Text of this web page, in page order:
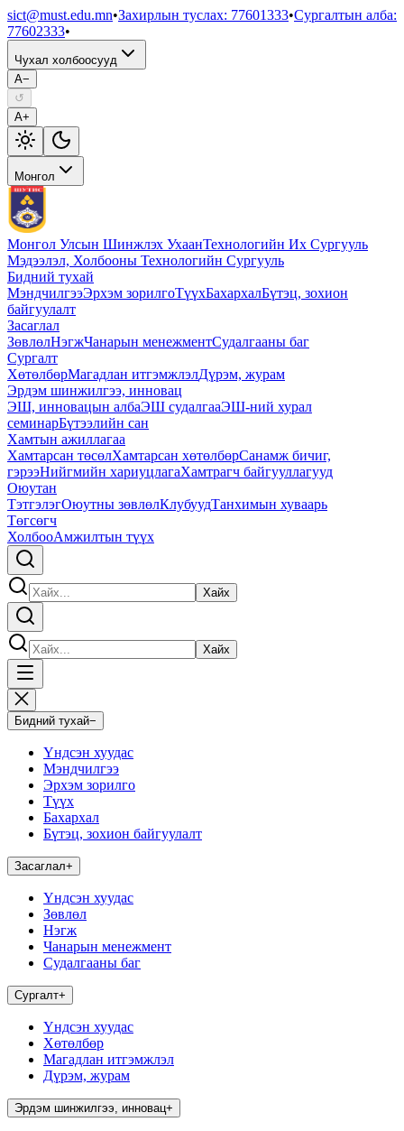
sict@must.edu.mn•Захирлын туслах: 77601333•Сургалтын алба:
77602333•
Чухал холбоосууд
A−
↺
A+
Монгол
Монгол Улсын Шинжлэх УхаанТехнологийн Их Сургууль
Мэдээлэл, Холбооны Технологийн Сургууль
Бидний тухай
МэндчилгээЭрхэм зорилгоТүүхБахархалБүтэц, зохион
байгуулалт
Засаглал
ЗөвлөлНэгжЧанарын менежментСудалгааны баг
Сургалт
ХөтөлбөрМагадлан итгэмжлэлДүрэм, журам
Эрдэм шинжилгээ, инновац
ЭШ, инновацын албаЭШ судалгааЭШ-ний хурал
семинарБүтээлийн сан
Хамтын ажиллагаа
Хамтарсан төсөлХамтарсан хөтөлбөрСанамж бичиг,
гэрээНийгмийн хариуцлагаХамтрагч байгууллагууд
Оюутан
ТэтгэлэгОюутны зөвлөлКлубуудТанхимын хуваарь
Төгсөгч
ХолбооАмжилтын түүх
Хайх
Хайх
Бидний тухай−
Үндсэн хуудас
Мэндчилгээ
Эрхэм зорилго
Түүх
Бахархал
Бүтэц, зохион байгуулалт
Засаглал+
Үндсэн хуудас
Зөвлөл
Нэгж
Чанарын менежмент
Судалгааны баг
Сургалт+
Үндсэн хуудас
Хөтөлбөр
Магадлан итгэмжлэл
Дүрэм, журам
Эрдэм шинжилгээ, инновац+